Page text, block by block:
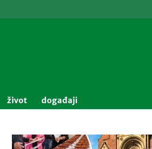
život događaji